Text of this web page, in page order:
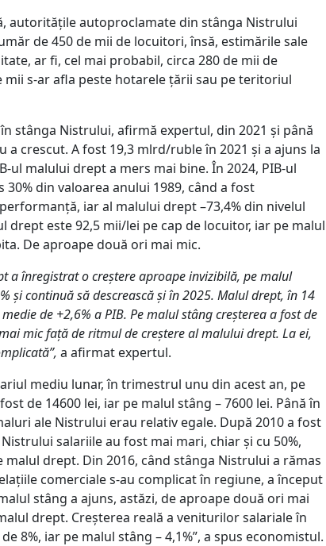
autoritățile autoproclamate din stânga Nistrului
de 450 de mii de locuitori, însă, estimările sale
ar fi, cel mai probabil, circa 280 de mii de
mii s-ar afla peste hotarele țării sau pe teritoriul
stânga Nistrului, afirmă expertul, din 2021 și până
a crescut. A fost 19,3 mlrd/ruble în 2021 și a ajuns la
ul malului drept a mers mai bine. În 2024, PIB-ul
din valoarea anului 1989, când a fost
iar al malului drept –73,4% din nivelul
drept este 92,5 mii/lei pe cap de locuitor, iar pe malul
De aproape două ori mai mic.
a înregistrat o creștere aproape invizibilă, pe malul
și continuă să descrească și în 2025. Malul drept, în 14
de +2,6% a PIB. Pe malul stâng creșterea a fost de
mic față de ritmul de creștere al malului drept. La ei,
a afirmat expertul.
mediu lunar, în trimestrul unu din acest an, pe
de 14600 lei, iar pe malul stâng – 7600 lei. Până în
ale Nistrului erau relativ egale. După 2010 a fost
salariile au fost mai mari, chiar și cu 50%,
malul drept. Din 2016, când stânga Nistrului a rămas
comerciale s-au complicat în regiune, a început
stâng a ajuns, astăzi, de aproape două ori mai
drept. Creșterea reală a veniturilor salariale în
8%, iar pe malul stâng – 4,1%”, a spus economistul.